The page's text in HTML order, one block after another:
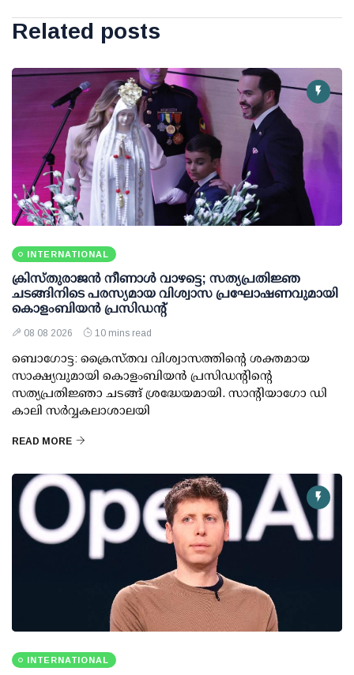
Related posts
INTERNATIONAL
ക്രിസ്തുരാജൻ നീണാൾ വാഴട്ടെ; സത്യപ്രതിജ്ഞ
ചടങ്ങിനിടെ പരസ്യമായ വിശ്വാസ പ്രഘോഷണവുമായി
കൊളംബിയൻ പ്രസിഡന്റ്
08 08 2026 10 mins read
ബൊഗോട്ട: ക്രൈസ്തവ വിശ്വാസത്തിന്റെ ശക്തമായ
സാക്ഷ്യവുമായി കൊളംബിയൻ പ്രസിഡന്റിന്റെ
സത്യപ്രതിജ്ഞാ ചടങ്ങ് ശ്രദ്ധേയമായി. സാന്റിയാഗോ ഡി
കാലി സർവ്വകലാശാലയി
READ MORE
INTERNATIONAL